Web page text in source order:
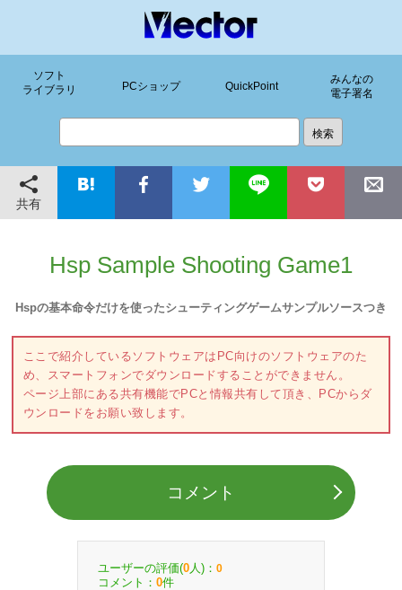
ソフト
ライブラリ
PCショップ QuickPoint
みんなの
電子署名
共有
Hsp Sample Shooting Game1
Hspの基本命令だけを使ったシューティングゲームサンプルソースつき
ここで紹介しているソフトウェアはPC向けのソフトウェアのた
め、スマートフォンでダウンロードすることができません。
ページ上部にある共有機能でPCと情報共有して頂き、PCからダ
ウンロードをお願い致します。
コメント
ユーザーの評価(0 人)： 0
コメント： 0件